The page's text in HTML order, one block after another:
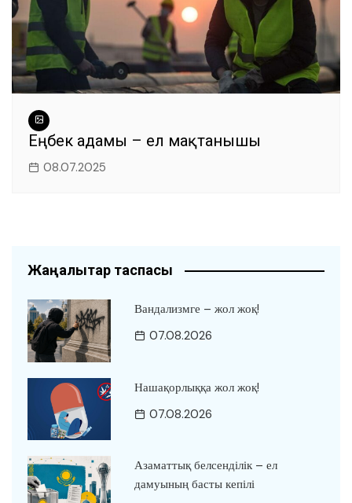
Еңбек адамы – ел мақтанышы
08.07.2025
Жаңалықтар таспасы
Вандализмге – жол жоқ!
07.08.2026
Нашақорлыққа жол жоқ!
07.08.2026
Азаматтық белсенділік – ел
дамуының басты кепілі